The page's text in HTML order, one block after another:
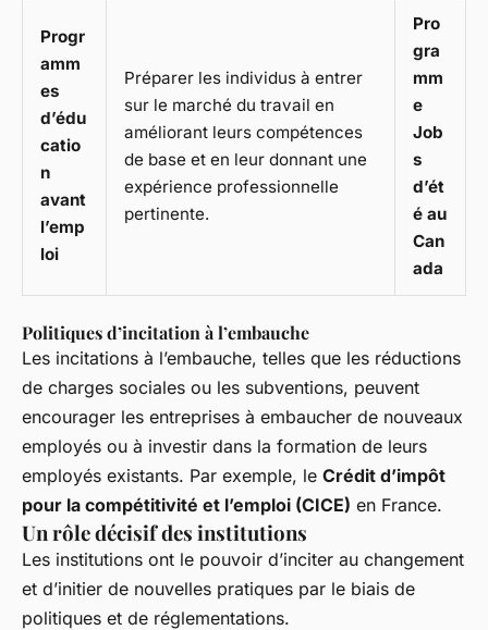
Progr
amm
es
d’édu
catio
n
avant
l’emp
loi
Préparer les individus à entrer
sur le marché du travail en
améliorant leurs compétences
de base et en leur donnant une
expérience professionnelle
pertinente.
Pro
gra
mm
e
Job
s
d’ét
é au
Can
ada
Politiques d’incitation à l’embauche
Les incitations à l’embauche, telles que les réductions
de charges sociales ou les subventions, peuvent
encourager les entreprises à embaucher de nouveaux
employés ou à investir dans la formation de leurs
employés existants. Par exemple, le Crédit d’impôt
pour la compétitivité et l’emploi (CICE) en France.
Un rôle décisif des institutions
Les institutions ont le pouvoir d’inciter au changement
et d’initier de nouvelles pratiques par le biais de
politiques et de réglementations.